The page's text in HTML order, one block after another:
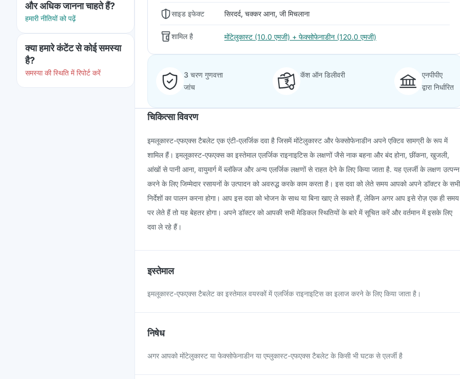
और अधिक जानना चाहते हैं?
हमारी नीतियों को पढ़ें
क्या हमारे कंटेंट से कोई समस्या
है?
समस्या की स्थिति में रिपोर्ट करें
साइड इफेक्ट सिरदर्द, चक्कर आना, जी मिचलाना
शामिल है मोंटेलुकास्ट (10.0 एमजी) + फेक्सोफेनाडीन (120.0 एमजी)
3 चरण गुणवत्ता
जांच
कॅश ऑन डिलीवरी
एनपीपीए
द्वारा निर्धारित
चिकित्सा विवरण
इमलूकास्ट-एफएक्स टैबलेट एक एंटी-एलर्जिक दवा है जिसमें मोंटेलुकास्ट और फेक्सोफेनाडीन अपने एक्टिव सामग्री के रूप में
शामिल हैं। इमलूकास्ट-एफएक्स का इस्तेमाल एलर्जिक राइनाइटिस के लक्षणों जैसे नाक बहना और बंद होना, छींकना, खुजली,
आंखों से पानी आना, वायुमार्ग में ब्लॉकेज और अन्य एलर्जिक लक्षणों से राहत देने के लिए किया जाता है. यह एलर्जी के लक्षण उत्पन्न
करने के लिए जिम्मेदार रसायनों के उत्पादन को अवरुद्ध करके काम करता है। इस दवा को लेते समय आपको अपने डॉक्टर के सभी
निर्देशों का पालन करना होगा। आप इस दवा को भोजन के साथ या बिना खाए ले सकते हैं, लेकिन अगर आप इसे रोज़ एक ही समय
पर लेते हैं तो यह बेहतर होगा। अपने डॉक्टर को आपकी सभी मेडिकल स्थितियों के बारे में सूचित करें और वर्तमान में इसके लिए
दवा ले रहे हैं।
इस्तेमाल
इमलूकास्ट-एफएक्स टैबलेट का इस्तेमाल वयस्कों में एलर्जिक राइनाइटिस का इलाज करने के लिए किया जाता है।
निषेध
अगर आपको मोंटेलुकास्ट या फेक्सोफेनाडीन या एम्लुकास्ट-एफएक्स टैबलेट के किसी भी घटक से एलर्जी है